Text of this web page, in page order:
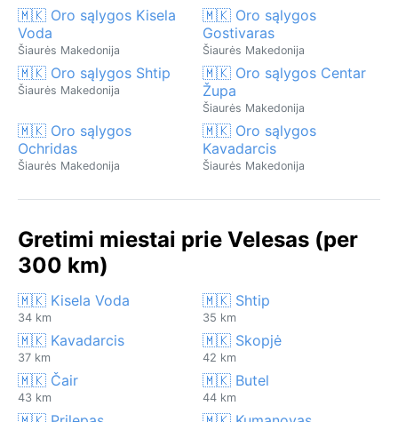
🇲🇰 Oro sąlygos Kisela
Voda
Šiaurės Makedonija
🇲🇰 Oro sąlygos
Gostivaras
Šiaurės Makedonija
🇲🇰 Oro sąlygos Shtip
Šiaurės Makedonija
🇲🇰 Oro sąlygos Centar
Župa
Šiaurės Makedonija
🇲🇰 Oro sąlygos
Ochridas
Šiaurės Makedonija
🇲🇰 Oro sąlygos
Kavadarcis
Šiaurės Makedonija
Gretimi miestai prie Velesas (per
300 km)
🇲🇰 Kisela Voda
34 km
🇲🇰 Shtip
35 km
🇲🇰 Kavadarcis
37 km
🇲🇰 Skopjė
42 km
🇲🇰 Čair
43 km
🇲🇰 Butel
44 km